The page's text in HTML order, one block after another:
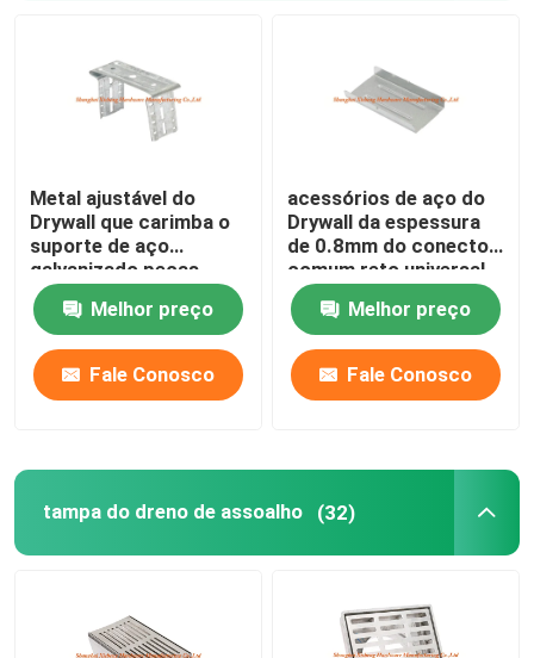
Metal ajustável do
Drywall que carimba o
suporte de aço
galvanizado peças
Melhor preço
Fale Conosco
acessórios de aço do
Drywall da espessura
de 0.8mm do conector
comum reto universal
do perfil
Melhor preço
Fale Conosco
tampa do dreno de assoalho (32)